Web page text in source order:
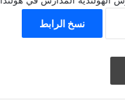
نسخ الرابط
مشاركة عبر البريد